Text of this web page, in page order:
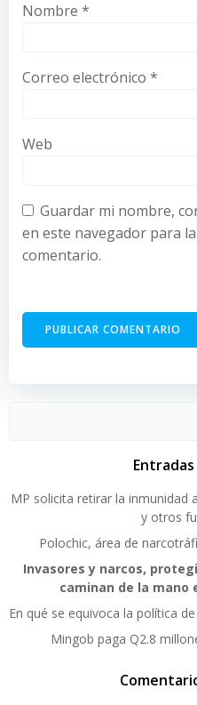
Nombre *
Correo electrónico *
Web
Guardar mi nombre,
en este navegador para
comentario.
MP solicita retirar la inmunidad
y otros
Polochic, área de
Invasores y narcos,
caminan de la mano
En qué se equivoca la política
Mingob paga Q2.8